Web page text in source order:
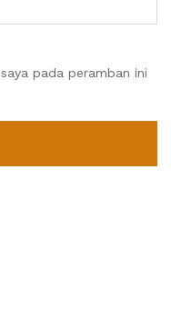
pada peramban ini